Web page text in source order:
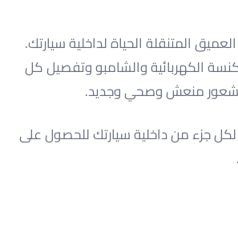
المتنقلة الحياة لداخلية سيارتك.
الكهربائية والشامبو وتفصيل كل
منعش وصحي وجديد.
جزء من داخلية سيارتك للحصول على